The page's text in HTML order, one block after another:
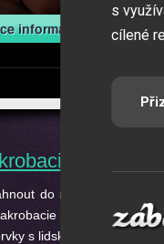
- Not
do magické show,
a absolutní
s lidskými těly. Vhodná
s
cílené